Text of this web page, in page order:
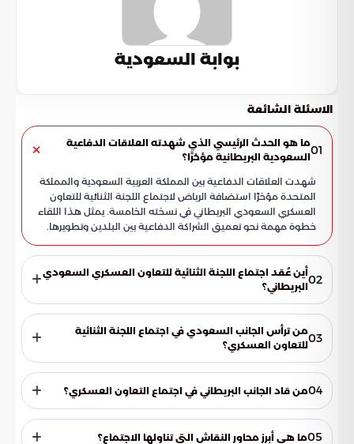
بوابة السعودية
الاسئلة الشائعة
01ما هو الحدث الرئيسي الذي شهدته العلاقات الدفاعية
السعودية البريطانية مؤخرًا؟
شهدت العلاقات الدفاعية بين المملكة العربية السعودية والمملكة
المتحدة مؤخرًا استضافة الرياض لاجتماع اللجنة الثنائية للتعاون
العسكري السعودي البريطاني في نسخته الخامسة. يمثل هذا اللقاء
خطوة مهمة نحو تعميق الشراكة الدفاعية بين البلدين وتطويرها.
02أين عُقد اجتماع اللجنة الثنائية للتعاون العسكري السعودي
البريطاني؟
عُقد اجتماع اللجنة الثنائية للتعاون العسكري السعودي البريطاني
في نسخته الخامسة في العاصمة السعودية الرياض. استضافت
المدينة هذا اللقاء الهام، مما يؤكد التزام الجانبين بتعزيز الشراكة03من ترأس الجانب السعودي في اجتماع اللجنة الثنائية
للتعاون العسكري؟
ترأس الجانب السعودي في اجتماع اللجنة الثنائية للتعاون العسكري
رئيس هيئة الأركان العامة، الفريق الأول الركن فياض الرويلي. قاد
الرويلي المناقشات مع الجانب البريطاني، مؤكدًا على التزام المملكة
04من قاد الجانب البريطاني في اجتماع التعاون العسكري؟
قاد الجانب البريطاني في اجتماع التعاون العسكري رئيس أركان
الدفاع البريطاني، الفريق أول جوي السير ريتشارد نايتون. أظهر هذا05ما هي أبرز محاور النقاش التي تناولها الاجتماع؟